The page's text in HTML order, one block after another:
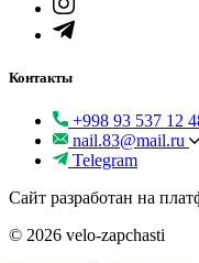
Контакты
+998 93 537 12
nail.83@mail.ru
Telegram
Сайт разработан на
© 2026 velo-zapchasti